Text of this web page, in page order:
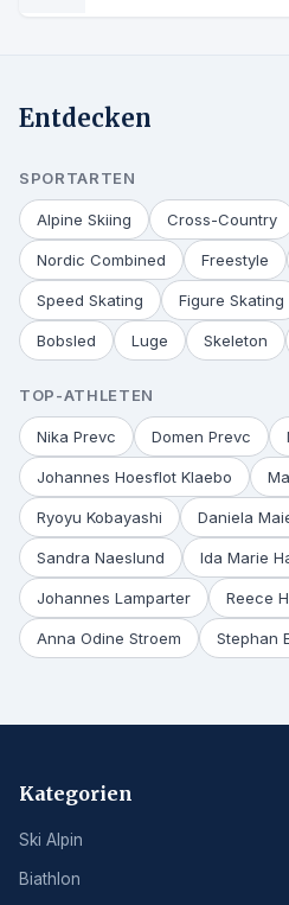
Entdecken
SPORTARTEN
Alpine Skiing Cross-Country
Nordic Combined Freestyle
Speed Skating Figure Skating
Bobsled Luge Skeleton
TOP-ATHLETEN
Nika Prevc Domen Prevc
Johannes Hoesflot Klaebo
Ryoyu Kobayashi Daniela
Sandra Naeslund Ida Marie
Johannes Lamparter Reece
Anna Odine Stroem Stephan
Kategorien
Ski Alpin
Biathlon